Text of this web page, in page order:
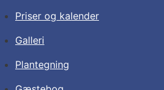
Priser og kalender
Galleri
Plantegning